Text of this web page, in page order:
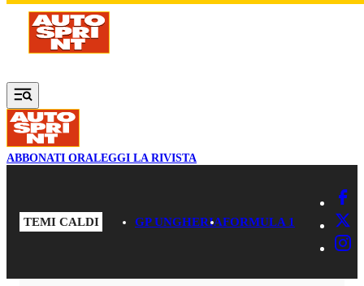
Vai al contenuto principale
ABBONATI ORALEGGI LA RIVISTA
TEMI CALDI GP UNGHERIAFORMULA 1